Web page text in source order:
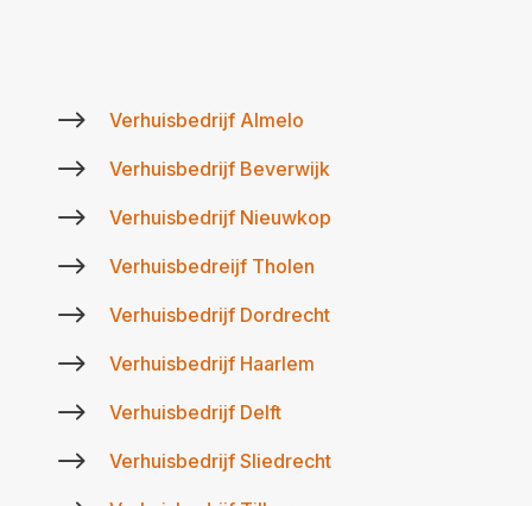
$ Verhuisbedrijf Almelo
$ Verhuisbedrijf Beverwijk
$ Verhuisbedrijf Nieuwkop
$ Verhuisbedreijf Tholen
$ Verhuisbedrijf Dordrecht
$ Verhuisbedrijf Haarlem
$ Verhuisbedrijf Delft
$ Verhuisbedrijf Sliedrecht